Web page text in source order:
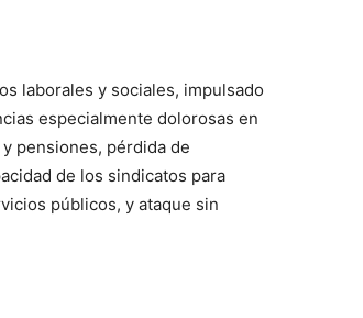
laborales y sociales, impulsado
especialmente dolorosas en
pensiones, pérdida de
de los sindicatos para
públicos, y ataque sin